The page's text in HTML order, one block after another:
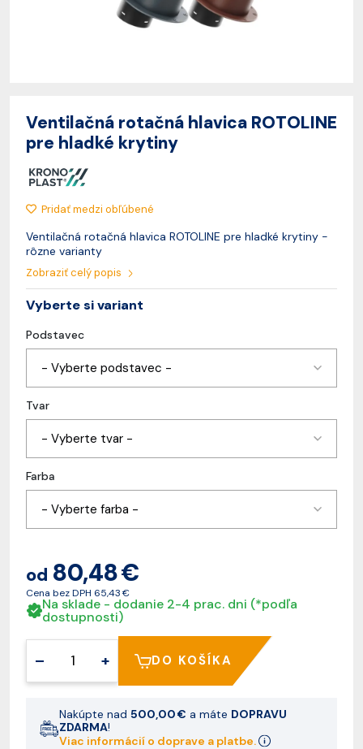
Ventilačná rotačná hlavica ROTOLINE
pre hladké krytiny
Pridať medzi obľúbené
Ventilačná rotačná hlavica ROTOLINE pre hladké krytiny -
rôzne varianty
Zobraziť celý popis
Vyberte si variant
Podstavec
- Vyberte podstavec -
Tvar
- Vyberte tvar -
Farba
- Vyberte farba -
od 80,48 €
Cena bez DPH 65,43 €
Na sklade - dodanie 2-4 prac. dni (*podľa
dostupnosti)
– + DO KOŠÍKA
Nakúpte nad 500,00 € a máte DOPRAVU
ZDARMA!
Viac informácií o doprave a platbe.